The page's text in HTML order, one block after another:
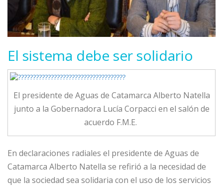
El sistema debe ser solidario
El presidente de Aguas de Catamarca Alberto Natella
junto a la Gobernadora Lucía Corpacci en el salón de
acuerdo F.M.E.
En declaraciones radiales el presidente de Aguas de
Catamarca Alberto Natella se refirió a la necesidad de
que la sociedad sea solidaria con el uso de los servicios